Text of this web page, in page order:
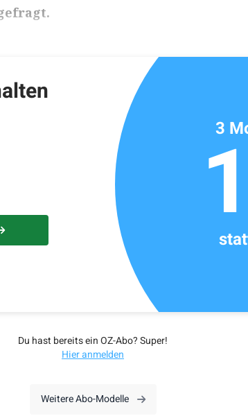
3
Du hast bereits ein OZ-Abo? Super!
Hier anmelden
Weitere Abo-Modelle